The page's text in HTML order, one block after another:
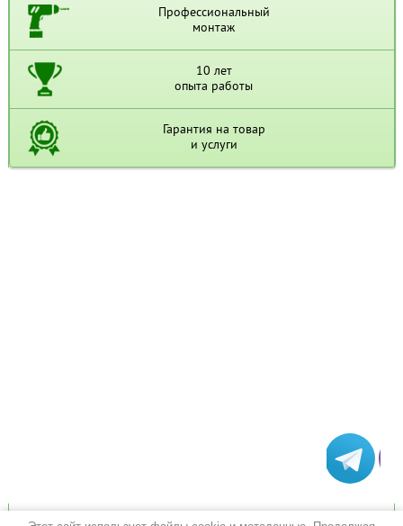
Профессиональный
монтаж
10 лет
опыта работы
Гарантия на товар
и услуги